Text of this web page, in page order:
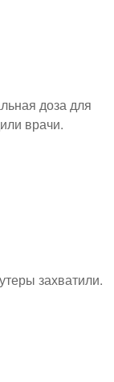
доза для
врачи.
захватили.